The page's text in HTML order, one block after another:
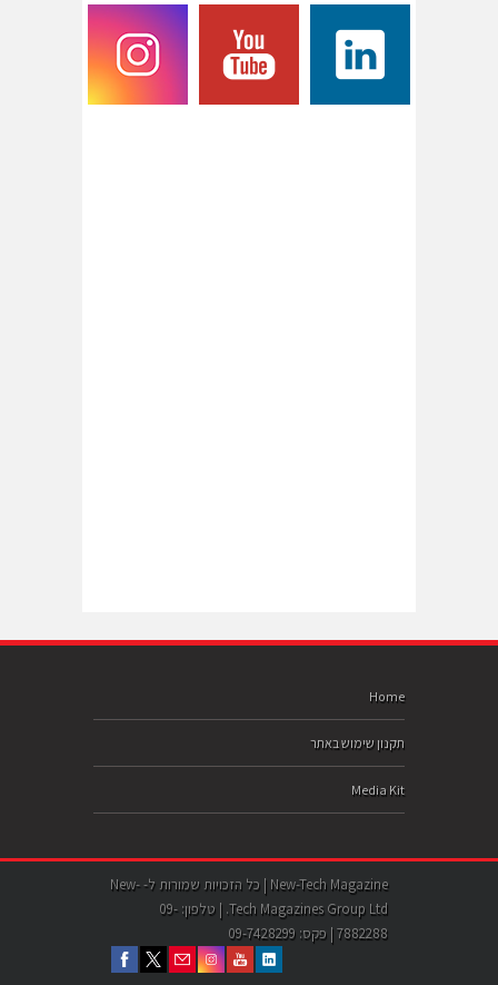
Home
תקנון שימוש באתר
Media Kit
New-Tech Magazine | כל הזכויות שמורות ל- New-
Tech Magazines Group Ltd. | טלפון: 09-
7882288 | פקס: 09-7428299